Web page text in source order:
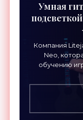
Умная
Компания
Neo,
обучению